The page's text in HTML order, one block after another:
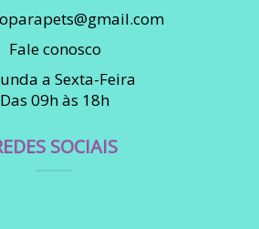
Fale conosco
a Sexta-Feira
Das 09h às 18h
SOCIAIS